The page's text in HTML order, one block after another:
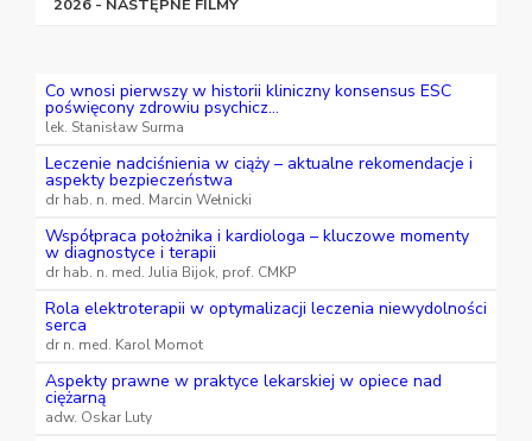
2026 - NASTĘPNE FILMY
Co wnosi pierwszy w historii kliniczny konsensus ESC
poświęcony zdrowiu psychicz...
lek. Stanisław Surma
Leczenie nadciśnienia w ciąży – aktualne rekomendacje i
aspekty bezpieczeństwa
dr hab. n. med. Marcin Wełnicki
Współpraca położnika i kardiologa – kluczowe momenty
w diagnostyce i terapii
dr hab. n. med. Julia Bijok, prof. CMKP
Rola elektroterapii w optymalizacji leczenia niewydolności
serca
dr n. med. Karol Momot
Aspekty prawne w praktyce lekarskiej w opiece nad
ciężarną
adw. Oskar Luty